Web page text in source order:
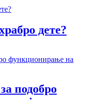
дете?
подобро